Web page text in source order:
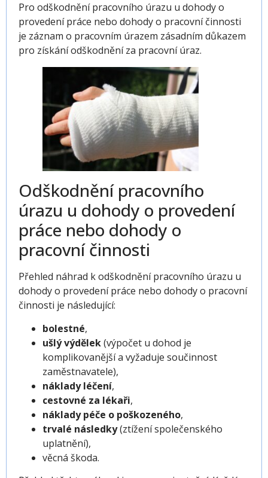
Pro odškodnění pracovního úrazu u dohody o
provedení práce nebo dohody o pracovní činnosti
je záznam o pracovním úrazem zásadním důkazem
pro získání odškodnění za pracovní úraz.
Odškodnění pracovního
úrazu u dohody o provedení
práce nebo dohody o
pracovní činnosti
Přehled náhrad k odškodnění pracovního úrazu u
dohody o provedení práce nebo dohody o pracovní
činnosti je následující:
bolestné,
ušlý výdělek(výpočet u dohod je
komplikovanější a vyžaduje součinnost
zaměstnavatele),
náklady léčení,
cestovné za lékaři,
náklady péče o poškozeného,
trvalé následky(ztížení společenského
uplatnění),
věcná škoda.